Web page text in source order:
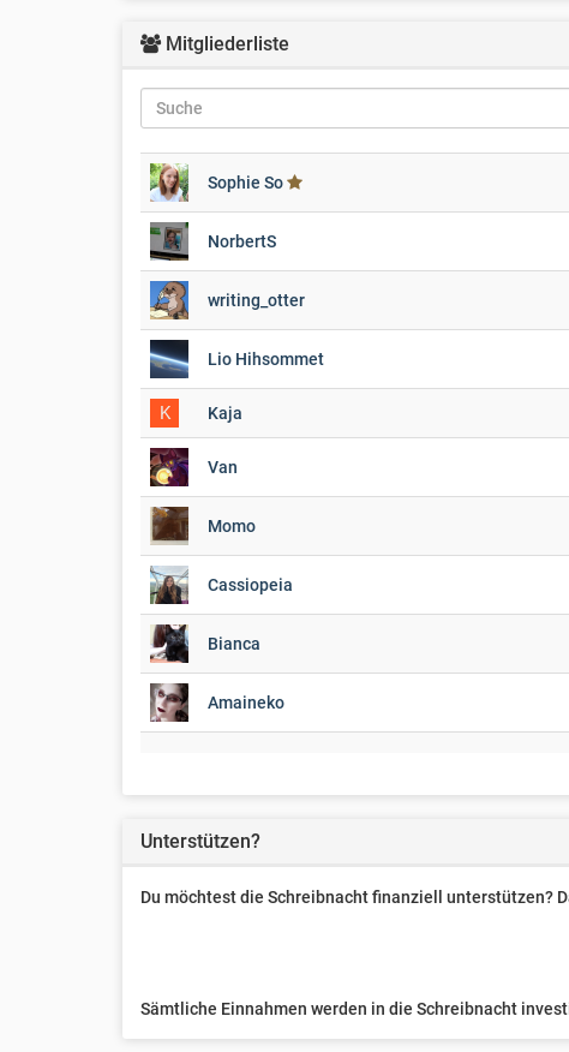
Mitgliederliste
Sophie So
NorbertS
writing_otter
Lio Hihsommet
K Kaja
Van
Momo
Cassiopeia
Bianca
Amaineko
LukeDaSilva
Unterstützen?
Du möchtest die Schreibnacht finanziell unterstützen?
Sämtliche Einnahmen werden in die Schreibnacht